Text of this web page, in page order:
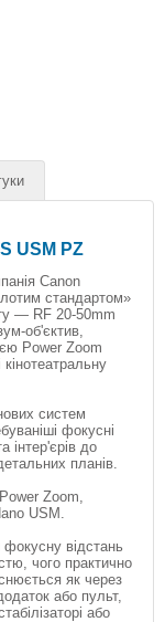
USM PZ
Canon
стандартом»
— RF 20-50mm
об'єктив,
Power Zoom
систем
фокусні
інтер'єрів до
планів.
Zoom,
USM.
відстань
чого практично
як через
або пульт,
або